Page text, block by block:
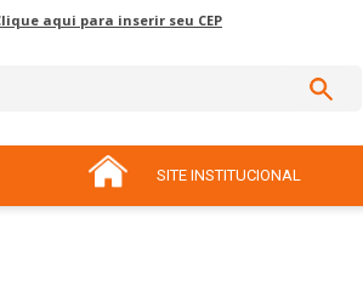
aqui para inserir seu CEP
SITE INSTITUCIONAL